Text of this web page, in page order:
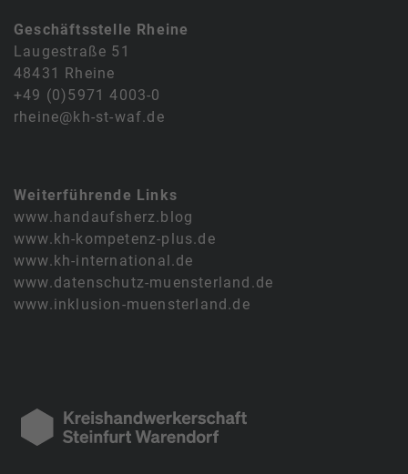
Geschäftsstelle Rheine
Laugestraße 51
48431 Rheine
+49 (0)5971 4003-0
rheine@kh-st-waf.de
Weiterführende Links
www.handaufsherz.blog
www.kh-kompetenz-plus.de
www.kh-international.de
www.datenschutz-muensterland.de
www.inklusion-muensterland.de